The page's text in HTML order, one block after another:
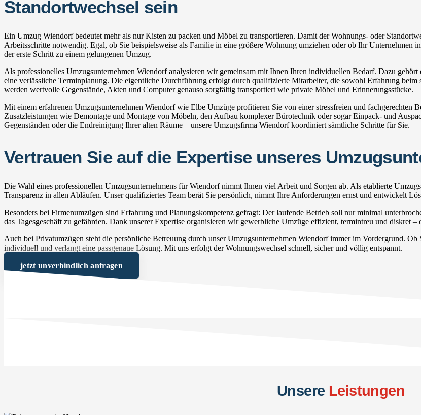
Standortwechsel sein
Ein Umzug Wiendorf bedeutet mehr als nur Kisten zu packen und Möbel zu transportieren. Damit der Wohnungs- oder
Arbeitsschritte notwendig. Egal, ob Sie beispielsweise als Familie in eine größere Wohnung umziehen oder ob Ihr Unternehmen
der erste Schritt zu einem gelungenen Umzug.
Als professionelles Umzugsunternehmen Wiendorf analysieren wir gemeinsam mit Ihnen Ihren individuellen Bedarf. Dazu
eine verlässliche Terminplanung. Die eigentliche Durchführung erfolgt durch qualifizierte Mitarbeiter, die sowohl Erfahrung
werden wertvolle Gegenstände, Akten und Computer genauso sorgfältig transportiert wie private Möbel und Erinnerungsstücke.
Mit einem erfahrenen Umzugsunternehmen Wiendorf wie Elbe Umzüge profitieren Sie von einer stressfreien und fachgerechten
Zusatzleistungen wie Demontage und Montage von Möbeln, den Aufbau komplexer Bürotechnik oder sogar Einpack- und
Gegenständen oder die Endreinigung Ihrer alten Räume – unsere Umzugsfirma Wiendorf koordiniert sämtliche Schritte für Sie.
Vertrauen Sie auf die Expertise unseres
Die Wahl eines professionellen Umzugsunternehmens für Wiendorf nimmt Ihnen viel Arbeit und Sorgen ab. Als etablierte
Transparenz in allen Abläufen. Unser qualifiziertes Team berät Sie persönlich, nimmt Ihre Anforderungen ernst und entwickelt
Besonders bei Firmenumzügen sind Erfahrung und Planungskompetenz gefragt: Der laufende Betrieb soll nur minimal
das Tagesgeschäft zu gefährden. Dank unserer Expertise organisieren wir gewerbliche Umzüge effizient, termintreu und diskret
Auch bei Privatumzügen steht die persönliche Betreuung durch unser Umzugsunternehmen Wiendorf immer im Vordergrund.
individuell und verlangt eine passgenaue Lösung. Mit uns erfolgt der Wohnungswechsel schnell, sicher und völlig entspannt.
jetzt unverbindlich anfragen
Unsere Leistungen